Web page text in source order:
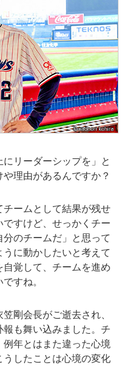
リーダーシップを」と
理由があるんですか？
ームとして結果が残せ
すけど、せっかくチー
のチームだ」と思って
に動かしたいと考えて
覚して、チームを進め
すね。
剛会長がご逝去され、
も舞い込みました。チ
年とはまた違った心境
したことは心境の変化